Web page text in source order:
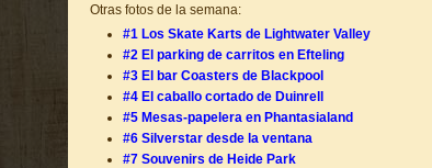
Otras fotos de la semana:
#1 Los Skate Karts de Lightwater Valley
#2 El parking de carritos en Efteling
#3 El bar Coasters de Blackpool
#4 El caballo cortado de Duinrell
#5 Mesas-papelera en Phantasialand
#6 Silverstar desde la ventana
#7 Souvenirs de Heide Park